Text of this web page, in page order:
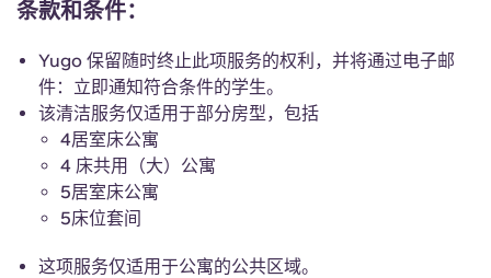
条款和条件：
Yugo 保留随时终止此项服务的权利，并将通过电子邮
件：立即通知符合条件的学生。
该清洁服务仅适用于部分房型，包括
4居室床公寓
4 床共用（大）公寓
5居室床公寓
5床位套间
这项服务仅适用于公寓的公共区域。